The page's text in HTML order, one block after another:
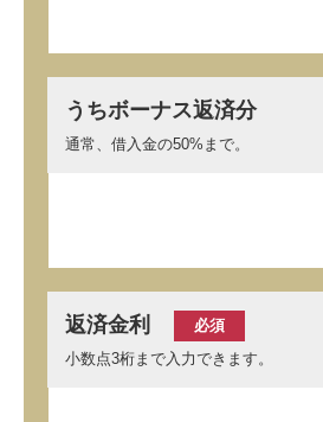
うちボーナス返済分
通常、借入金の50%まで。
返済金利
必須
小数点3桁まで入力できます。